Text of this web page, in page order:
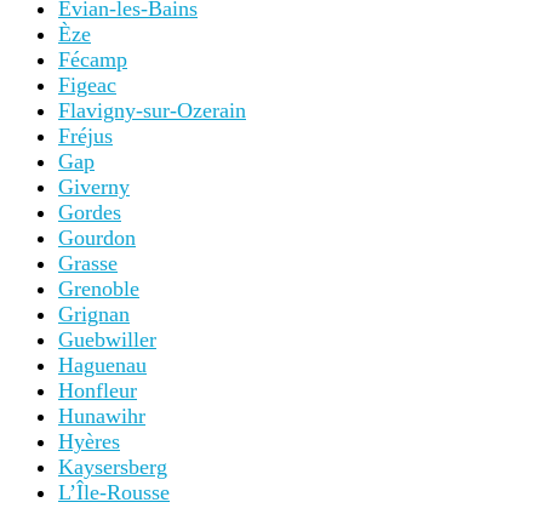
Évian-les-Bains
Èze
Fécamp
Figeac
Flavigny-sur-Ozerain
Fréjus
Gap
Giverny
Gordes
Gourdon
Grasse
Grenoble
Grignan
Guebwiller
Haguenau
Honfleur
Hunawihr
Hyères
Kaysersberg
L’Île-Rousse